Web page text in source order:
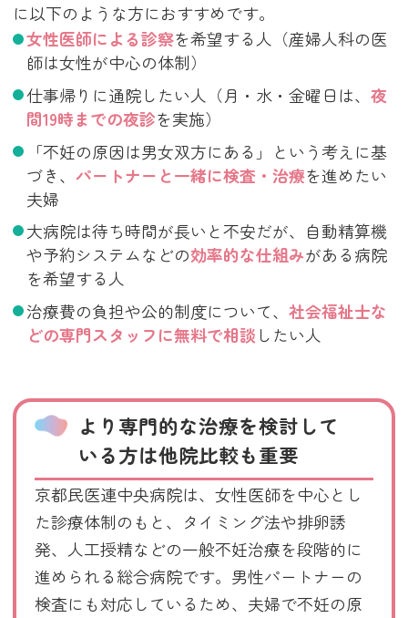
に以下のような方におすすめです。
女性医師による診察を希望する人（産婦人科の医
師は女性が中心の体制）
仕事帰りに通院したい人（月・水・金曜日は、 夜
間19時までの夜診を実施）
「不妊の原因は男女双方にある」という考えに基
づき、 パートナーと一緒に検査・治療を進めたい
夫婦
大病院は待ち時間が長いと不安だが、自動精算機
や予約システムなどの効率的な仕組みがある病院
を希望する人
治療費の負担や公的制度について、 社会福祉士な
どの専門スタッフに無料で相談 したい人
より専門的な治療を検討して
いる方は他院比較も重要
京都民医連中央病院は、女性医師を中心とし
た診療体制のもと、タイミング法や排卵誘
発、人工授精などの一般不妊治療を段階的に
進められる総合病院です。男性パートナーの
検査にも対応しているため、夫婦で不妊の原